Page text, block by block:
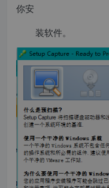
你安
装软件。